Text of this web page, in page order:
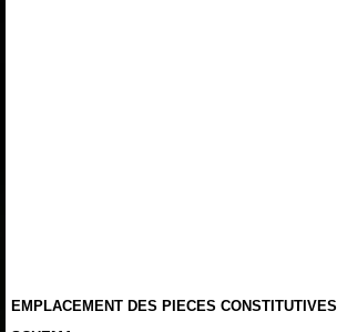
EMPLACEMENT DES PIECES CONSTITUTIVES